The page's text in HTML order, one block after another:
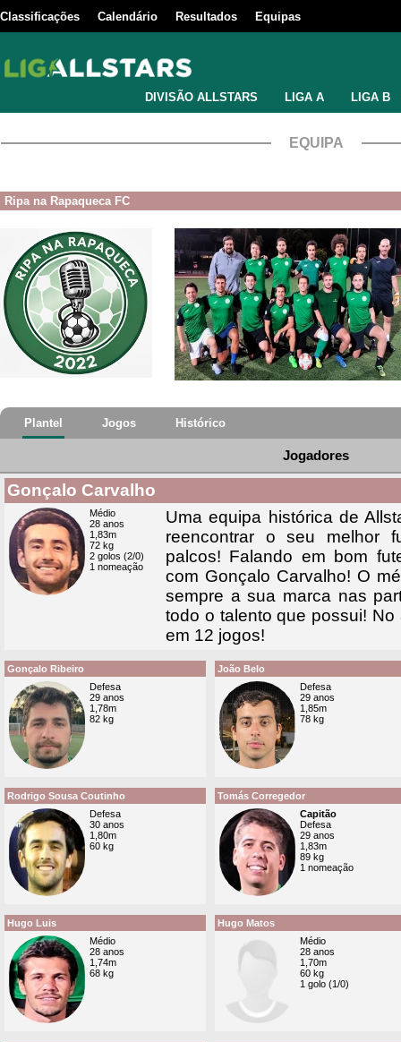
Classificações Calendário Resultados Equipas
DIVISÃO ALLSTARS LIGA A LIGA B
EQUIPA
Ripa na Rapaqueca FC
Plantel Jogos Histórico
Jogadores
Gonçalo Carvalho
Médio
28 anos
1,83m
72 kg
2 golos (2/0)
1 nomeação
Uma equipa histórica de
reencontrar o seu melhor
palcos! Falando em bom
com Gonçalo Carvalho! O
sempre a sua marca nas
todo o talento que possui!
em 12 jogos!
Gonçalo Ribeiro
Defesa
29 anos
1,78m
82 kg
João Belo
Defesa
29 anos
1,85m
78 kg
Rodrigo Sousa Coutinho
Defesa
30 anos
1,80m
60 kg
Tomás Corregedor
Capitão
Defesa
29 anos
1,83m
89 kg
1 nomeação
Hugo Luis
Médio
28 anos
1,74m
68 kg
Hugo Matos
Médio
28 anos
1,70m
60 kg
1 golo (1/0)